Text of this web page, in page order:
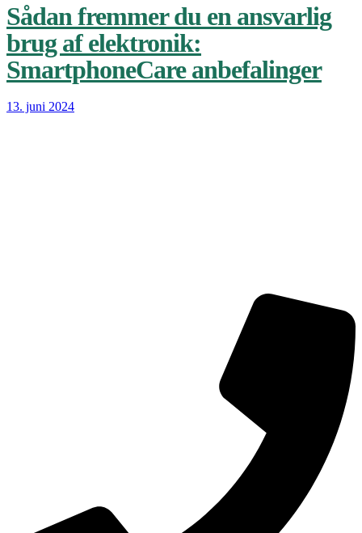
Sådan fremmer du en ansvarlig
brug af elektronik:
SmartphoneCare anbefalinger
13. juni 2024